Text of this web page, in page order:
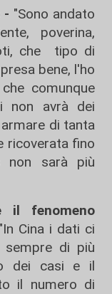
- "Sono andato
poverina,
che tipo di
bene, l'ho
comunque
non avrà dei
di tanta
ricoverata fino
non sarà più
il fenomeno
"In Cina i dati ci
sempre di più
dei casi e il
il numero di